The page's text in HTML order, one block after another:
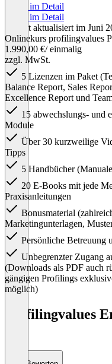
Preise im Detail
Preise im Detail
Zuletzt aktualisiert im Juni
Onlinekurs profilingvalues
1.990,00 €/ einmalig
zzgl. MwSt.
5 Lizenzen im Paket
Balance Report, Sales
Excellence Report und
15 abwechslungs- und
Module
Über 30 kurzweilige
Tipps
5 Handbücher
20 E-Books mit jede
Praxisanleitungen
Bonusmaterial
Marketingunterlagen,
Persönliche Betreuung
Unbegrenzter Zugang
(Downloads als PDF auch
gängigen Profilings
möglich)
profilingvalues